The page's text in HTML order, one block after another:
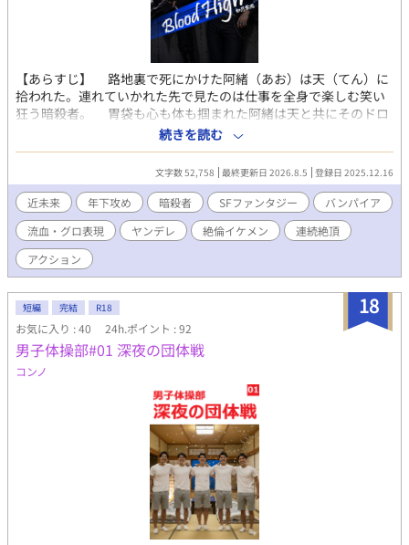
【あらすじ】 路地裏で死にかけた阿緒（あお）は天（てん）に
拾われた。連れていかれた先で見たのは仕事を全身で楽しむ笑い
狂う暗殺者。 胃袋も心も体も掴まれた阿緒は天と共にそのドロ
ドロとした非日常にハマっていく。バンパイアや人間の返り血で
真っ赤になって笑う狂人が、逃亡生活をしていたサイボーグの隠
れたサディスティックな狂気を呼び覚ます。 鬼畜BLエロティッ
ク・バイオレンス系。 ※（第2部 第7章の終わりまで） 毎週／
週1 水 16：10更新 第一部（～５章）、第二部（6章～9
章）、第三部（10章～13章まで執筆済）での主人公の性格の成長
と変化を是非とも楽しんでもらいたいです。 エロ含む話の前に
「※」つけておきます。 中出し（付き合い後から）、絶倫攻め、
絶倫受け、首絞め、潮吹き、指姦、年下攻め、溺愛、S状結腸、連
拷問、殺人などグロあり。 一度電子書籍にしていましたが、大幅
な再編集の為に販売停止にしてゆっくりと書き直しています。 こ
ちらはマイルドバージョンです。普通にアクション、多少のスプ
ラッター、ハードエロあります。 ハード鬼畜スプラッターゴア系
バージョンは執筆の速さ次第で2027か2028年に販売する予定の電
子書籍のみとします。 2026/7/11 表紙変えました
https://kisaragishion.fanbox.cc/ 如月紫苑のFanboxです。是非
無料登録をどうぞ。新作や書籍化情報の等の近況やリアルタイム
での作品についてよく呟いています。二人の動画などもありま
続きを読む
文字数 52,758 最終更新日 2026.8.5 登録日 2025.12.16
近未来 年下攻め 暗殺者 SFファンタジー
バンパイア
流血・グロ表現
ヤンデレ 絶倫イケメン
連続絶頂
アクション
18
短編 完結 R18
お気に入り : 40 24h.ポイント : 92
男子体操部#01 深夜の団体戦
コンノ